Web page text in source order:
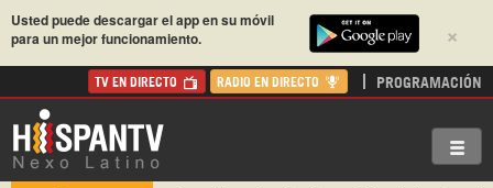
×
Usted puede descargar el app en su móvil
para un mejor funcionamiento.
TV EN DIRECTO RADIO EN DIRECTO PROGRAMACIÓN